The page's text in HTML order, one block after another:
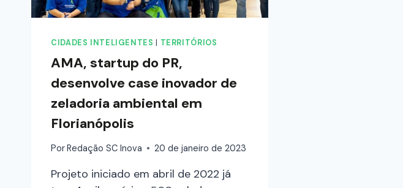
CIDADES INTELIGENTES TERRITÓRIOS
AMA, startup do PR,
desenvolve case inovador de
zeladoria ambiental em
Florianópolis
PorRedação SC Inova 20 de janeiro de 2023
Projeto iniciado em abril de 2022 já